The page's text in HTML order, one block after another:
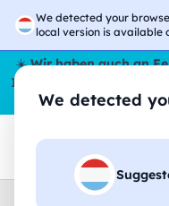
We detected your
local version is available
We detected
☀️Wir haben auch an
Ihre Bestellungen den
Home